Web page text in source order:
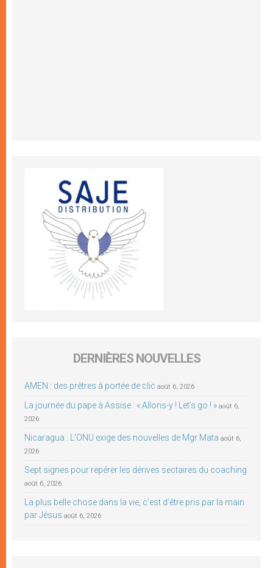
DERNIÈRES NOUVELLES
AMEN : des prêtres à portée de clic août 6, 2026
La journée du pape à Assise : « Allons-y ! Let’s go ! » août 6,
2026
Nicaragua : L’ONU exige des nouvelles de Mgr Mata août 6,
2026
Sept signes pour repérer les dérives sectaires du coaching
août 6, 2026
La plus belle chose dans la vie, c’est d’être pris par la main
par Jésus août 6, 2026